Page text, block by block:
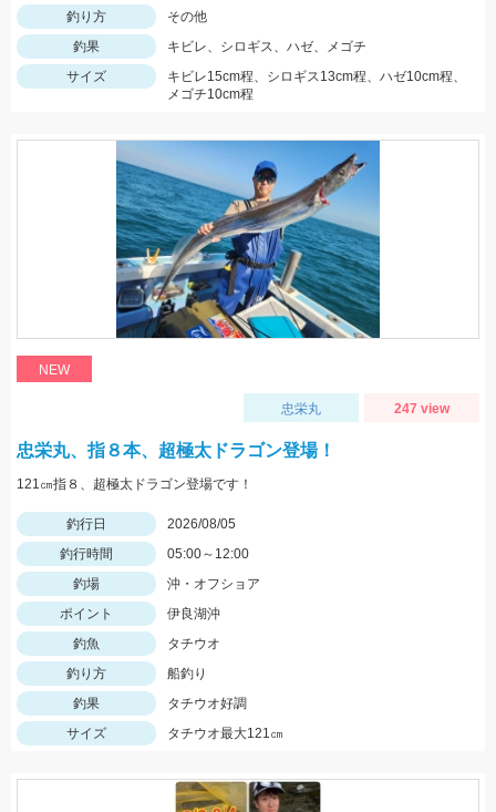
釣り方
その他
釣果
キビレ、シロギス、ハゼ、メゴチ
サイズ
キビレ15cm程、シロギス13cm程、ハゼ10cm程、
メゴチ10cm程
NEW
忠栄丸 247 view
忠栄丸、指８本、超極太ドラゴン登場！
121㎝指８、超極太ドラゴン登場です！
釣行日
2026/08/05
釣行時間
05:00～12:00
釣場
沖・オフショア
ポイント
伊良湖沖
釣魚
タチウオ
釣り方
船釣り
釣果
タチウオ好調
サイズ
タチウオ最大121㎝